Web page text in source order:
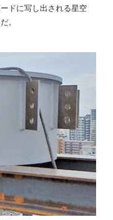
ドに写し出される星空
。